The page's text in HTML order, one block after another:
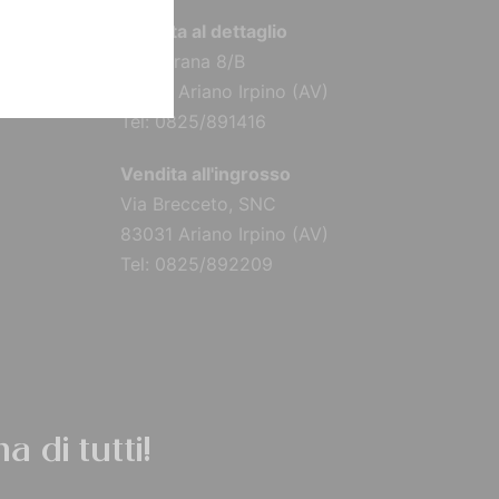
Vendita al dettaglio
Via Torana 8/B
83031 Ariano Irpino (AV)
Tel: 0825/891416
Vendita all'ingrosso
Via Brecceto, SNC
83031 Ariano Irpino (AV)
Tel: 0825/892209
di tutti!